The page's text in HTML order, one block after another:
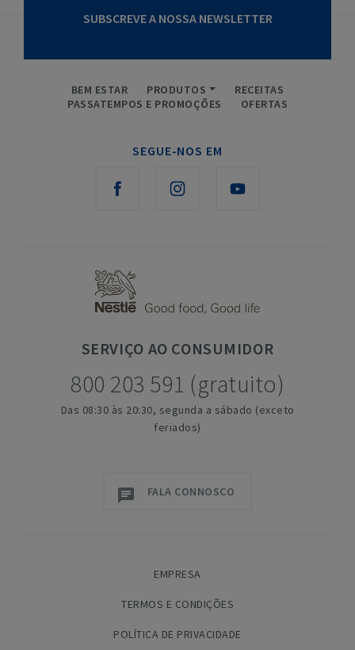
SUBSCREVE A NOSSA NEWSLETTER
BEM ESTAR PRODUTOS
RECEITAS
PASSATEMPOS E PROMOÇÕES
OFERTAS
SEGUE-NOS EM
SERVIÇO AO CONSUMIDOR
800 203 591 (gratuito)
Das 08:30 às 20:30, segunda a sábado (exceto
feriados)
FALA CONNOSCO
EMPRESA
TERMOS E CONDIÇÕES
POLÍTICA DE PRIVACIDADE